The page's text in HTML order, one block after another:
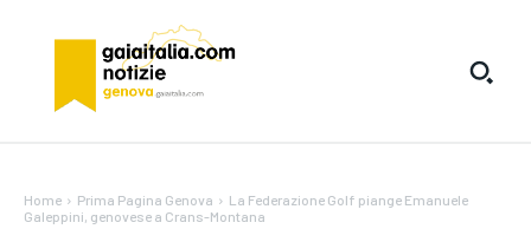
Home Prima Pagina Genova
La Federazione Golf piange Emanuele
Galeppini, genovese a Crans-Montana